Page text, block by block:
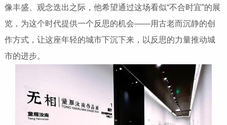
像丰盛、观念迭出之际，他希望通过这场看似“不合时宜”的展
览，为这个时代提供一个反思的机会——用古老而沉静的创
作方式，让这座年轻的城市下沉下来，以反思的力量推动城
市的进步。